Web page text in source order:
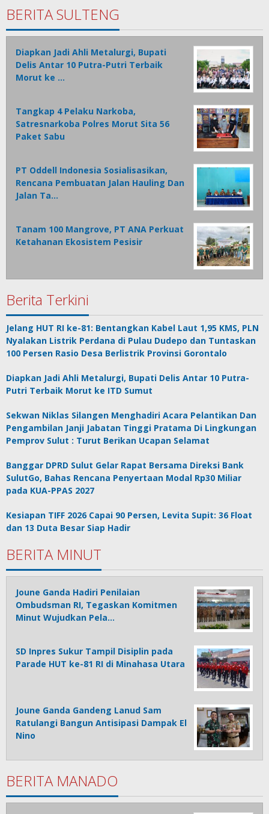
BERITA SULTENG
Diapkan Jadi Ahli Metalurgi, Bupati
Delis Antar 10 Putra-Putri Terbaik
Morut ke …
Tangkap 4 Pelaku Narkoba,
Satresnarkoba Polres Morut Sita 56
Paket Sabu
PT Oddell Indonesia Sosialisasikan,
Rencana Pembuatan Jalan Hauling Dan
Jalan Ta…
Tanam 100 Mangrove, PT ANA Perkuat
Ketahanan Ekosistem Pesisir
Berita Terkini
Jelang HUT RI ke-81: Bentangkan Kabel Laut 1,95 KMS, PLN
Nyalakan Listrik Perdana di Pulau Dudepo dan Tuntaskan
100 Persen Rasio Desa Berlistrik Provinsi Gorontalo
Diapkan Jadi Ahli Metalurgi, Bupati Delis Antar 10 Putra-
Putri Terbaik Morut ke ITD Sumut
Sekwan Niklas Silangen Menghadiri Acara Pelantikan Dan
Pengambilan Janji Jabatan Tinggi Pratama Di Lingkungan
Pemprov Sulut : Turut Berikan Ucapan Selamat
Banggar DPRD Sulut Gelar Rapat Bersama Direksi Bank
SulutGo, Bahas Rencana Penyertaan Modal Rp30 Miliar
pada KUA-PPAS 2027
Kesiapan TIFF 2026 Capai 90 Persen, Levita Supit: 36 Float
dan 13 Duta Besar Siap Hadir
BERITA MINUT
Joune Ganda Hadiri Penilaian
Ombudsman RI, Tegaskan Komitmen
Minut Wujudkan Pela…
SD Inpres Sukur Tampil Disiplin pada
Parade HUT ke-81 RI di Minahasa Utara
Joune Ganda Gandeng Lanud Sam
Ratulangi Bangun Antisipasi Dampak El
Nino
BERITA MANADO